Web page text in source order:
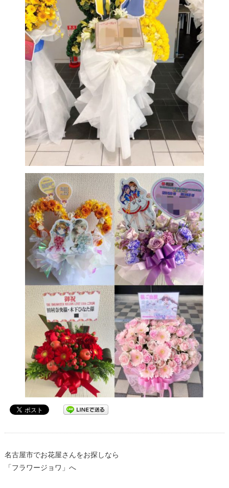
名古屋市でお花屋さんをお探しなら
「フラワージョワ」へ